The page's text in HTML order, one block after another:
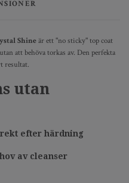
Shineär ett "no sticky" top coat
att behöva torkas av. Den perfekta
resultat.
utan
efter härdning
av cleanser